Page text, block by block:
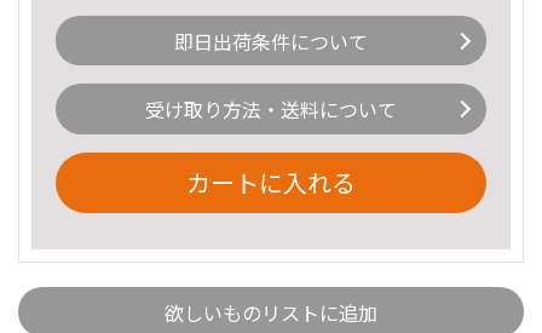
即日出荷条件について
受け取り方法・送料について
カートに入れる
欲しいものリストに追加